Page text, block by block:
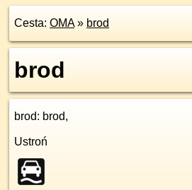
Cesta: OMA» brod
brod
brod: brod,
Ustroń